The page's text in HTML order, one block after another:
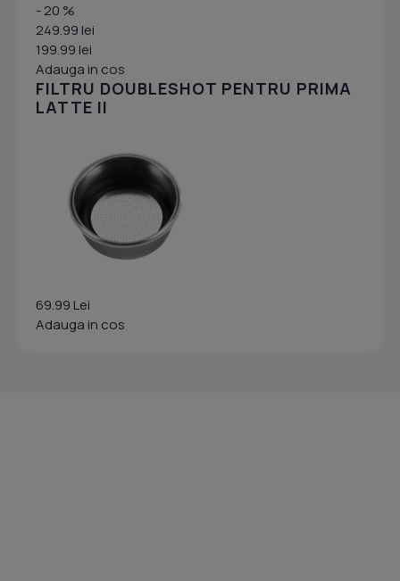
- 20 %
249.99 lei
199.99 lei
Adauga in cos
FILTRU DOUBLESHOT PENTRU PRIMA
LATTE II
69.99 Lei
Adauga in cos